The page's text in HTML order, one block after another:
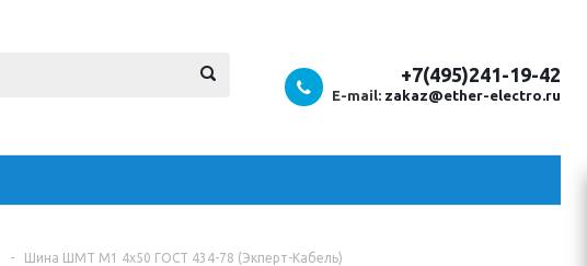
+7(495)241-19-42
E-mail: zakaz@ether-electro.ru
- Шина ШМТ М1 4х50 ГОСТ 434-78 (Экперт-Кабель)